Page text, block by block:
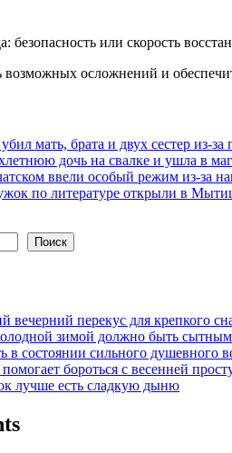
безопасность или скорость
возможных осложнений и
мать, брата и двух сестер из-
дочь на свалке и ушла в
ввели особый режим из-за
по литературе открыли в
Поиск
вечерний перекус для крепкого
зимой должно быть сытным
в состоянии сильного душевного
бороться с весенней
лучше есть сладкую дыню